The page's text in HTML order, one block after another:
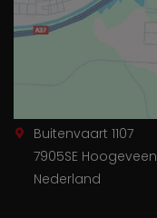
Buitenvaart 1107
7905SE Hoogeveen
Nederland